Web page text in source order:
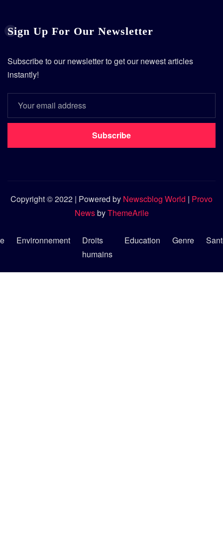
Sign Up For Our Newsletter
Subscribe to our newsletter to get our newest articles
instantly!
Subscribe
Copyright © 2022 | Powered by Newscblog World | Provo
NewsbyThemeArile
Environnement
Droits
humains
Education Genre